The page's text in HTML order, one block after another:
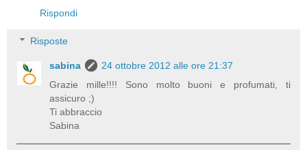
Rispondi
Risposte
sabina
24 ottobre 2012 alle ore 21:37
Grazie mille!!!! Sono molto buoni e profumati, ti
assicuro ;)
Ti abbraccio
Sabina